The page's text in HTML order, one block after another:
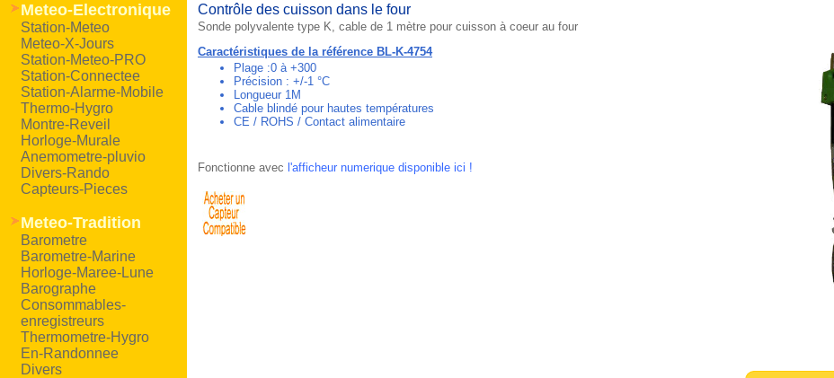
Meteo-Electronique
Station-Meteo
Meteo-X-Jours
Station-Meteo-PRO
Station-Connectee
Station-Alarme-Mobile
Thermo-Hygro
Montre-Reveil
Horloge-Murale
Anemometre-pluvio
Divers-Rando
Capteurs-Pieces
Meteo-Tradition
Barometre
Barometre-Marine
Horloge-Maree-Lune
Barographe
Consommables-
enregistreurs
Thermometre-Hygro
En-Randonnee
Divers
Contrôle des cuisson dans le four
Sonde polyvalente type K, cable de 1 mètre pour cuisson à coeur au four
Caractéristiques de la référence BL-K-4754
Plage :0 à +300
Précision : +/-1 °C
Longueur 1M
Cable blindé pour hautes températures
CE / ROHS / Contact alimentaire
Fonctionne avec l'afficheur numerique disponible ici !